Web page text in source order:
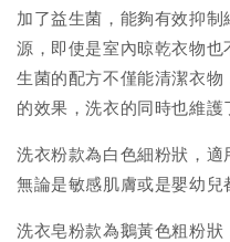
加了益生菌，能夠有效抑
源，即使是室內晾乾衣物
生菌的配方不僅能清潔衣
的效果，洗衣的同時也維護
洗衣粉款為白色細粉狀，
無論是敏感肌膚或是嬰幼兒
洗衣皂粉款為鵝黃色粗粉